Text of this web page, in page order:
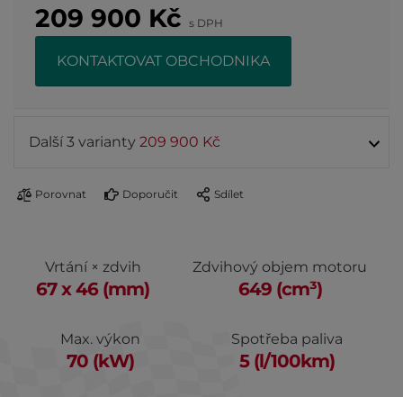
209 900 Kč s DPH
KONTAKTOVAT OBCHODNIKA
Další 3 varianty 209 900 Kč
Porovnat Doporučit Sdílet
Vrtání × zdvih
67 x 46 (mm)
Zdvihový objem motoru
649 (cm³)
Max. výkon
70 (kW)
Spotřeba paliva
5 (l/100km)